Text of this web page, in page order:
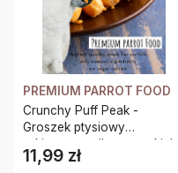
PREMIUM PARROT FOOD
Crunchy Puff Peak -
Groszek ptysiowy
orkiszowy - dla wszystkich
papug 35g
Cena
11,99 zł